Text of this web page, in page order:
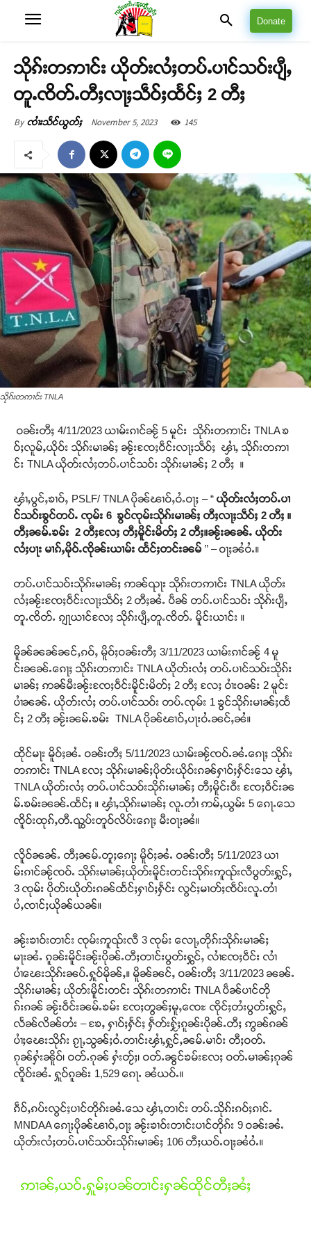
Donate
သိုၵ်းတဢၢင်း ယိုတ်းလႆႈတပ်ႉပၢင်သဝ်းပျီႇ
တူႉၸိတ်ႉတီႈလႃႈသဵဝ်ႈထႅင်ႈ 2 တီႈ
By ၸၢႆးသႅင်ယွတ်ႈ November 5, 2023 145
သိုၵ်းတဢၢင်း TNLA
ဝၼ်းတီႈ 4/11/2023 ယၢမ်းၵၢင်ၼႂ် 5 မူင်း သိုၵ်းတဢၢင်း TNLA ၶ
ဝ်ႈလူမ်ႇယိုဝ်း သိုၵ်းမၢၼ်ႈ ၼႂ်းၸႄႈဝဵင်းလႃႈသဵဝ်ႈ ၾၢႆႇ သိုၵ်းတဢၢ
င်း TNLA ယိုတ်းလႆႈတပ်ႉပၢင်သဝ်း သိုၵ်းမၢၼ်ႈ 2 တီႈ ။
ၾၢႆႇပွင်ႇၶၢဝ်ႇ PSLF/ TNLA ပိုၼ်ၽၢဝ်ႇဝႆႉဝႃႈ – “ ယိုတ်းလႆႈတပ်ႉပၢ
င်သဝ်းၶွင်တပ်ႉ ၸုမ်း 6 ၶွင်ၸုမ်းသိုၵ်းမၢၼ်ႈ တီႈလႃႈသဵဝ်ႈ 2 တီႈ ။
တီႈၼမ်ႉၶမ်း 2 တီႈလႄႈ တီႈမိူင်းမိတ်ႈ 2 တီႈ။ၼႂ်းၼၼ်ႉ ယိုတ်း
လႆႈပႃး မၢၵ်ႇမိုဝ်ႉၸိုၼ်းယၢမ်း ထႅင်ႈတင်းၼမ် ” – ဝႃႈၼႆဝႆႉ။
တပ်ႉပၢင်သဝ်းသိုၵ်းမၢၼ်ႈ ဢၼ်ၺႃး သိုၵ်းတဢၢင်း TNLA ယိုတ်း
လႆႈၼႂ်းၸႄႈဝဵင်းလႃႈသဵဝ်ႈ 2 တီႈၼႆႉ ပဵၼ် တပ်ႉပၢင်သဝ်း သိုၵ်းပျီႇ
တူႉၸိတ်ႉ ၵျႃယၢင်လႄႈ သိုၵ်းပျီႇတူႉၸိတ်ႉ မိူင်းယၢင်း ။
မိူၼ်ၼၼ်ၼင်ႇၵဝ်ႇ မိူဝ်ႈဝၼ်းတီႈ 3/11/2023 ယၢမ်းၵၢင်ၼႂ် 4 မူ
င်းၼၼ်ႉၵေႃႈ သိုၵ်းတဢၢင်း TNLA ယိုတ်းလႆႈ တပ်ႉပၢင်သဝ်းသိုၵ်း
မၢၼ်ႈ ဢၼ်မီးၼႂ်းၸႄႈဝဵင်းမိူင်းမိတ်ႈ 2 တီႈ လႄႈ ဝၢႆးဝၼ်း 2 မူင်း
ပၢႆၼၼ်ႉ ယိုတ်းလႆႈ တပ်ႉပၢင်သဝ်း တပ်ႉၸုမ်း 1 ၶွင်သိုၵ်းမၢၼ်ႈထႅ
င်ႈ 2 တီႈ ၼႂ်းၼမ်ႉၶမ်း TNLA ပိုၼ်ၽၢဝ်ႇပႃးဝႆႉၼင်ႇၼႆ။
ထိုင်မႃး မိူဝ်ႈၼႆႉ ဝၼ်းတီႈ 5/11/2023 ယၢမ်းၼႂ်ၸဝ်ႉၼႆႉၵေႃႈ သိုၵ်း
တဢၢင်း TNLA လႄႈ သိုၵ်းမၢၼ်ႈပိုတ်းယိုဝ်းၵၼ်ႁၢဝ်ႈႁႅင်းသေ ၾၢႆႇ
TNLA ယိုတ်းလႆႈ တပ်ႉပၢင်သဝ်းသိုၵ်းမၢၼ်ႈ တီႈမိူင်းဝီး ၸႄႈဝဵင်းၼ
မ်ႉၶမ်းၼၼ်ႉထႅင်ႈ ။ ၾၢႆႇသိုၵ်းမၢၼ်ႈ လူႉတၢႆ ဢမ်ႇယွမ်း 5 ၵေႃႉသေ
ၸိူဝ်းထုၵ်ႇတီႉၺွပ်းတူဝ်လိပ်းၵေႃႈ မီးဝႃႈၼႆ။
လိူဝ်ၼၼ်ႉ တီႈၼမ်ႉတူႈၵေႃႈ မိူဝ်ႈၼႆႉ ဝၼ်းတီႈ 5/11/2023 ယၢ
မ်းၵၢင်ၼႂ်ၸဝ်ႉ သိုၵ်းမၢၼ်ႈယိုတ်းမိူင်းတင်းသိုၵ်းဢူၺ်းလီပွတ်းႁွင်ႇ
3 ၸုမ်း ပိုတ်းယိုတ်းၵၼ်ထႅင်ႈႁၢဝ်ႈႁႅင်း လွင်ႈမၢတ်ႈၸဵပ်းလူႉတၢႆ
ပႆႇၸၢင်ႈယိုၼ်ယၼ်။
ၼႂ်းၶၢဝ်းတၢင်း ၸုမ်းဢူၺ်းလီ 3 ၸုမ်း လေႃႇတိုၵ်းသိုၵ်းမၢၼ်ႈ
မႃးၼႆႉ ၵူၼ်းမိူင်းၼႂ်းပိုၼ်ႉတီႈတၢင်းပွတ်းႁွင်ႇ လၢႆၸႄႈဝဵင်း လၢႆ
ပၢႆၽေးသိုၵ်းၼပ်ႉႁူဝ်မိုၼ်ႇ။ မိူၼ်ၼင်ႇ ဝၼ်းတီႈ 3/11/2023 ၼၼ်ႉ
သိုၵ်းမၢၼ်ႈ ယိုတ်းမိူင်းတင်း သိုၵ်းတဢၢင်း TNLA ပဵၼ်ပၢင်တို
ၵ်းၵၼ် ၼႂ်းဝဵင်းၼမ်ႉၶမ်း ၸႄႈတွၼ်ႈမူႇၸေႊ ၸိုင်ႈတႆးပွတ်းႁွင်ႇ
လႅၼ်လိၼ်တႆး – ၶႄႇ ႁၢဝ်ႈႁႅင်ႈ ႁဵတ်းႁႂ်ႈၵူၼ်းပိုၼ်ႉတီႈ ဢွၼ်ၵၼ်
ပၢႆႈၽေးသိုၵ်း ၵႂႃႇသွၼ်ႈဝႆႉတၢင်းၾၢႆႇႁွင်ႇၼမ်ႉမၢဝ်း တီႈဝတ်ႉ
ၵုၼ်ႁႆးၼိူဝ်၊ ဝတ်ႉၵုၼ် ႁႆးတႂ်ႈ၊ ဝတ်ႉၼွင်ၶမ်းလႄႈ ဝတ်ႉမၢၼ်ႈၵုၼ်
ၸိူဝ်းၼႆႉ ႁူဝ်ၵူၼ်း 1,529 ၵေႃႉ ၼႆယဝ်ႉ။
ၵဵဝ်ႇၵပ်းလွင်ႈပၢင်တိုၵ်းၼႆႉသေ ၾၢႆႇတၢင်း တပ်ႉသိုၵ်းၵဝ်ႈၵၢင်ႉ
MNDAA ၵေႃႈပိုၼ်ၽၢဝ်ႇဝႃႈ ၼႂ်းၶၢဝ်းတၢင်းပၢင်တိုၵ်း 9 ဝၼ်းၼႆႉ
ယိုတ်းလႆႈတပ်ႉပၢင်သဝ်းသိုၵ်းမၢၼ်ႈ 106 တီႈယဝ်ႉဝႃႈၼႆဝႆႉ။
ဢၢၼ်ႇယဝ်ႉႁူမ်ႈပၼ်တၢင်းႁၼ်ထိုင်တီႈၼႆႈ